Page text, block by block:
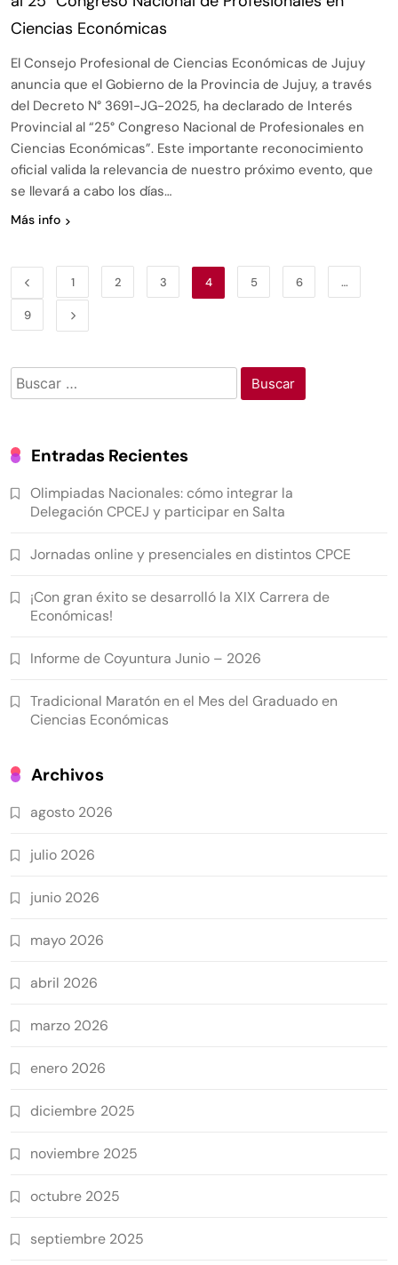
Ciencias Económicas
El Consejo Profesional de Ciencias Económicas de Jujuy
anuncia que el Gobierno de la Provincia de Jujuy, a través
del Decreto N° 3691-JG-2025, ha declarado de Interés
Provincial al “25° Congreso Nacional de Profesionales en
Ciencias Económicas”. Este importante reconocimiento
oficial valida la relevancia de nuestro próximo evento, que
se llevará a cabo los días…
Más info
1 2 3 4 5 6 …
9
Entradas Recientes
Olimpiadas Nacionales: cómo integrar la
Delegación CPCEJ y participar en Salta
Jornadas online y presenciales en distintos CPCE
¡Con gran éxito se desarrolló la XIX Carrera de
Económicas!
Informe de Coyuntura Junio – 2026
Tradicional Maratón en el Mes del Graduado en
Ciencias Económicas
Archivos
agosto 2026
julio 2026
junio 2026
mayo 2026
abril 2026
marzo 2026
enero 2026
diciembre 2025
noviembre 2025
octubre 2025
septiembre 2025